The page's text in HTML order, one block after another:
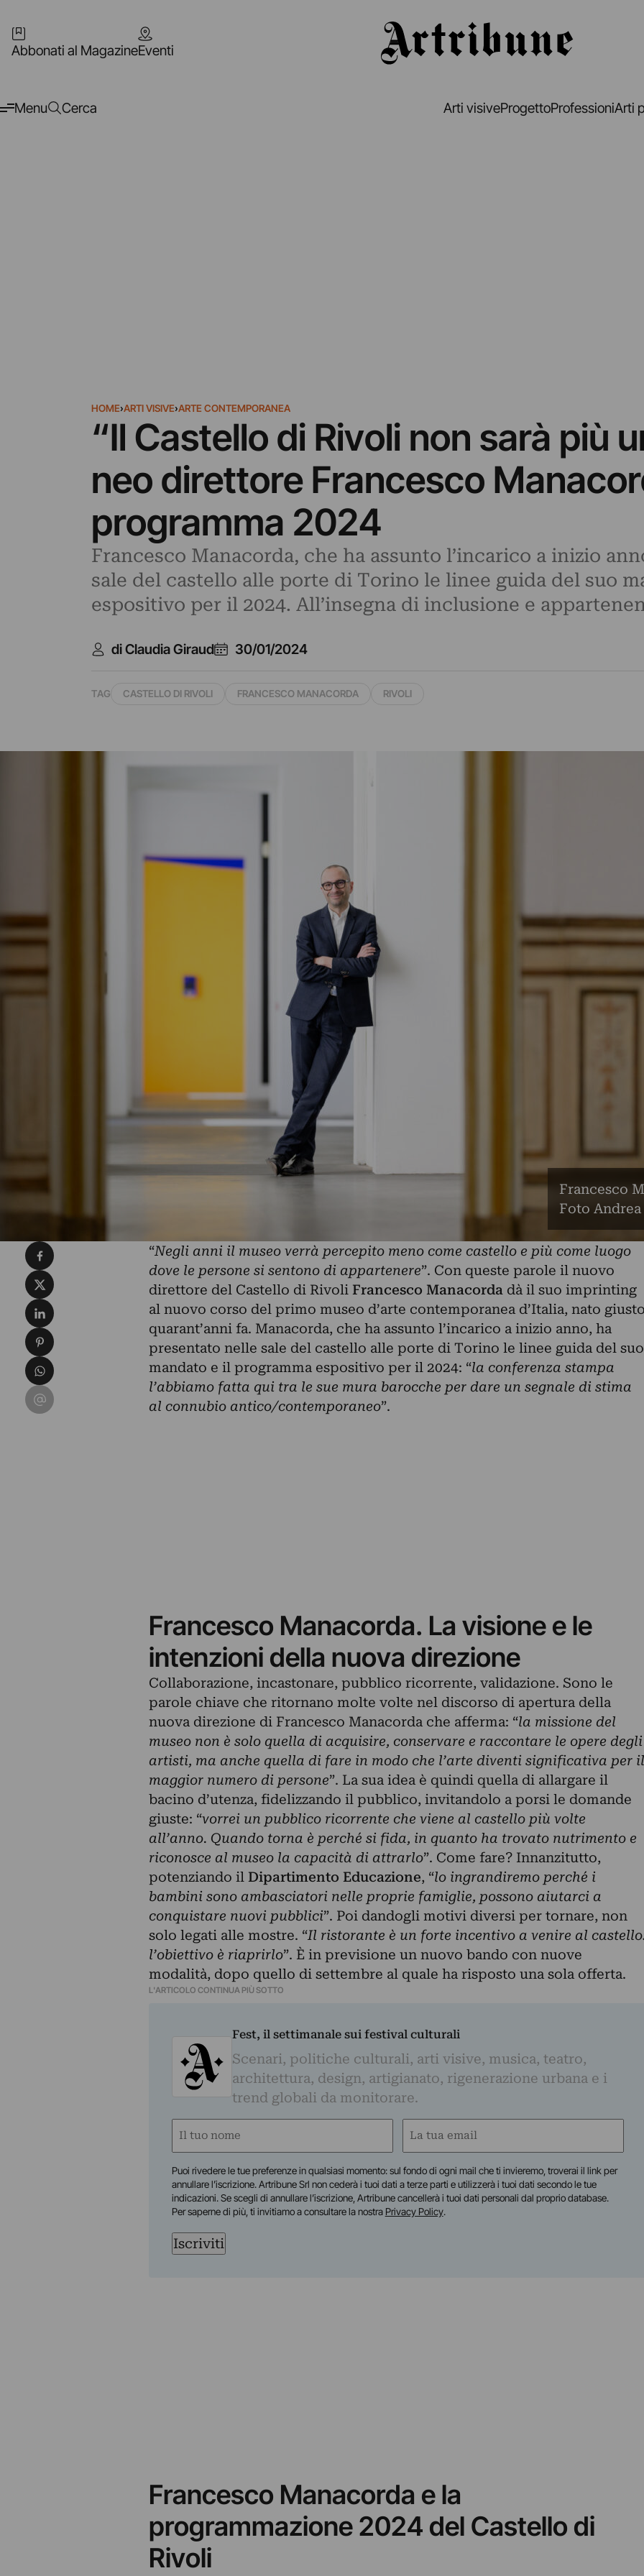
Abbonati al MagazineEventi
Menu Cerca Arti visiveProgettoProfessioniArti
HOME›ARTI VISIVE›ARTE CONTEMPORANEA
“Il Castello di Rivoli non sarà più
neo direttore Francesco
programma 2024
Francesco Manacorda, che ha assunto l’incarico a inizio
sale del castello alle porte di Torino le linee guida del suo
espositivo per il 2024. All’insegna di inclusione e
di Claudia Giraud 30/01/2024
TAG CASTELLO DI RIVOLI FRANCESCO MANACORDA RIVOLI
Francesco
Foto
“Negli anni il museo verrà percepito meno come castello e più come luogo
dove le persone si sentono di appartenere”. Con queste parole il nuovo
direttore del Castello di Rivoli Francesco Manacordadà il suo imprinting
al nuovo corso del primo museo d’arte contemporanea d’Italia, nato
quarant’anni fa. Manacorda, che ha assunto l’incarico a inizio anno, ha
presentato nelle sale del castello alle porte di Torino le linee guida del suo
mandato e il programma espositivo per il 2024: “la conferenza stampa
l’abbiamo fatta qui tra le sue mura barocche per dare un segnale di stima
al connubio antico/contemporaneo”.
Francesco Manacorda. La visione e le
intenzioni della nuova direzione
Collaborazione, incastonare, pubblico ricorrente, validazione. Sono le
parole chiave che ritornano molte volte nel discorso di apertura della
nuova direzione di Francesco Manacorda che afferma: “la missione del
museo non è solo quella di acquisire, conservare e raccontare le opere degli
artisti, ma anche quella di fare in modo che l’arte diventi significativa per il
maggior numero di persone”. La sua idea è quindi quella di allargare il
bacino d’utenza, fidelizzando il pubblico, invitandolo a porsi le domande
giuste: “vorrei un pubblico ricorrente che viene al castello più volte
all’anno. Quando torna è perché si fida, in quanto ha trovato nutrimento e
riconosce al museo la capacità di attrarlo”. Come fare? Innanzitutto,
potenziando il Dipartimento Educazione, “lo ingrandiremo perché i
bambini sono ambasciatori nelle proprie famiglie, possono aiutarci a
conquistare nuovi pubblici”. Poi dandogli motivi diversi per tornare, non
solo legati alle mostre. “Il ristorante è un forte incentivo a venire al
l’obiettivo è riaprirlo”. È in previsione un nuovo bando con nuove
modalità, dopo quello di settembre al quale ha risposto una sola offerta.
L'ARTICOLO CONTINUA PIÙ SOTTO
Fest, il settimanale sui festival culturali
Scenari, politiche culturali, arti visive, musica, teatro,
architettura, design, artigianato, rigenerazione urbana e i
trend globali da monitorare.
Nome
Email
Puoi rivedere le tue preferenze in qualsiasi momento: sul fondo di ogni mail che ti invieremo, troverai il link per
annullare l’iscrizione. Artribune Srl non cederà i tuoi dati a terze parti e utilizzerà i tuoi dati secondo le tue
indicazioni. Se scegli di annullare l’iscrizione, Artribune cancellerà i tuoi dati personali dal proprio database.
Per saperne di più, ti invitiamo a consultare la nostra Privacy Policy.
Iscriviti
Francesco Manacorda e la
programmazione 2024 del Castello di
Rivoli
Condividi su Facebook
Condividi su X
Condividi su LinkedIn
Condividi su Pinterest
Condividi su WhatsApp
Condividi su Email